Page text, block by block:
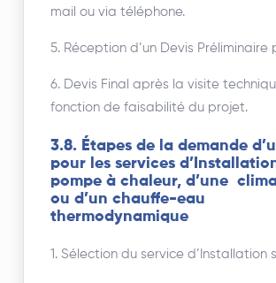
mail ou via téléphone.
5. Réception d’un Devis Préliminaire
6. Devis Final après la visite
fonction de faisabilité du projet.
3.8. Étapes de la demande
pour les services
pompe à chaleur, d’une
ou d’un chauffe-eau
thermodynamique
1. Sélection du service d’Installation